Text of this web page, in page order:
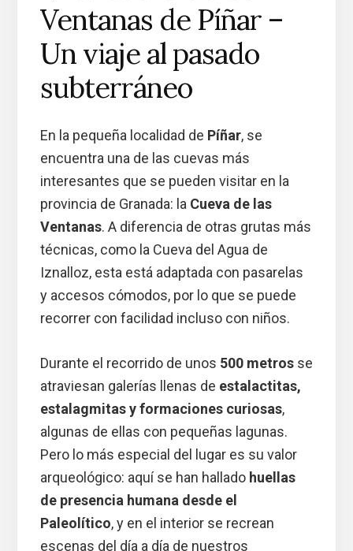
Ventanas de Píñar –
Un viaje al pasado
subterráneo
En la pequeña localidad de Píñar, se
encuentra una de las cuevas más
interesantes que se pueden visitar en la
provincia de Granada: la Cueva de las
Ventanas. A diferencia de otras grutas más
técnicas, como la Cueva del Agua de
Iznalloz, esta está adaptada con pasarelas
y accesos cómodos, por lo que se puede
recorrer con facilidad incluso con niños.
Durante el recorrido de unos 500 metrosse
atraviesan galerías llenas de estalactitas,
estalagmitas y formaciones curiosas,
algunas de ellas con pequeñas lagunas.
Pero lo más especial del lugar es su valor
arqueológico: aquí se han hallado huellas
de presencia humana desde el
Paleolítico, y en el interior se recrean
escenas del día a día de nuestros